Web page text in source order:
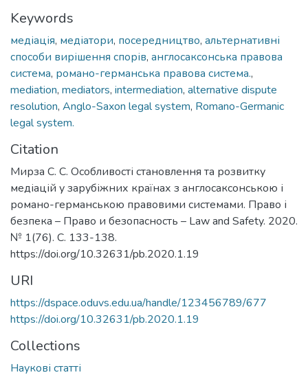
Keywords
медіація, медіатори, посередництво, альтернативні
способи вирішення спорів, англосаксонська правова
система, романо-германська правова система.,
mediation, mediators, intermediation, alternative dispute
resolution, Anglo-Saxon legal system, Romano-Germanic
legal system.
Citation
Мирза С. С. Особливості становлення та розвитку
медіацій у зарубіжних країнах з англосаксонською і
романо-германською правовими системами. Право і
безпека – Право и безопасность – Law and Safety. 2020.
№ 1(76). С. 133-138.
https://doi.org/10.32631/pb.2020.1.19
URI
https://dspace.oduvs.edu.ua/handle/123456789/677
https://doi.org/10.32631/pb.2020.1.19
Collections
Наукові статті